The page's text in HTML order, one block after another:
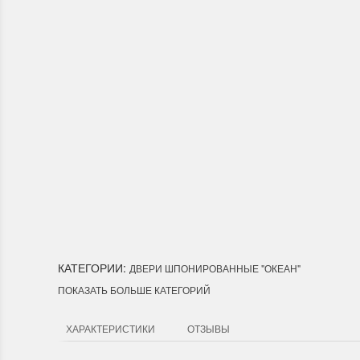
КАТЕГОРИИ: ДВЕРИ ШПОНИРОВАННЫЕ "ОКЕАН"
ПОКАЗАТЬ БОЛЬШЕ КАТЕГОРИЙ
ХАРАКТЕРИСТИКИ ОТЗЫВЫ